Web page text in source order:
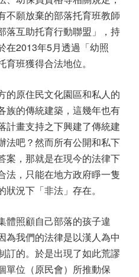
不願放棄的部落托育班教師
落互助托育行動聯盟」，持
在2013年5月透過「幼照
班獲得合法地位。
的原住民文化園區和私人的
族的傳統建築，這幾年也有
計畫支持之下興建了傳統建
法吧？然而所有公開和私下
案，那就是在現今的法律下
法，只能在地方政府睜一隻
況下「非法」存在。
體照顧自己部落的孩子違
為我們的法律是以漢人為中
訂的。於是出現了如此荒謬
單位（原民會）所推動保